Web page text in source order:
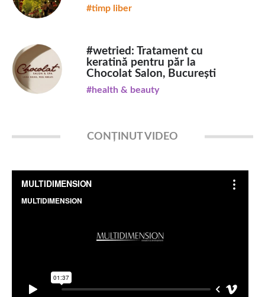
#timp liber
#wetried: Tratament cu
keratină pentru păr la
Chocolat Salon, București
#health & beauty
CONȚINUT VIDEO